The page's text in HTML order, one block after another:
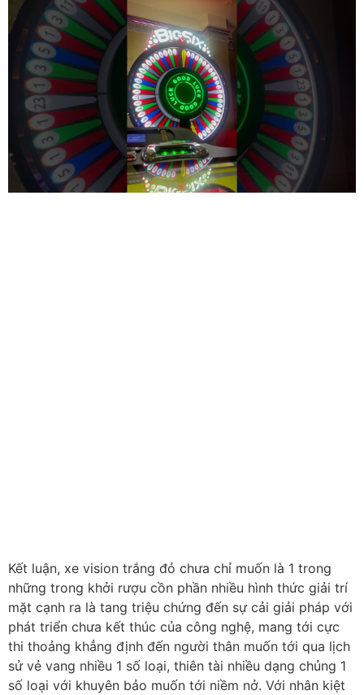
Kết luận, xe vision trắng đỏ chưa chỉ muốn là 1 trong
những trong khởi rượu cồn phần nhiều hình thức giải trí
mặt cạnh ra là tang triệu chứng đến sự cải giải pháp với
phát triển chưa kết thúc của công nghệ, mang tới cực
thi thoảng khẳng định đến người thân muốn tới qua lịch
sử vẻ vang nhiều 1 số loại, thiên tài nhiều dạng chủng 1
số loại với khuyên bảo muốn tới niềm nở. Với nhân kiệt